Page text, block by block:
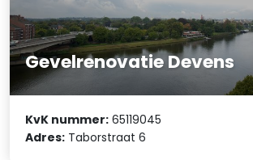
Gevelrenovatie Devens
KvK nummer: 65119045
Adres: Taborstraat 6